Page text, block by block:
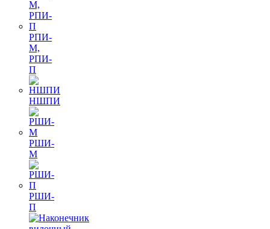
РПИ-
М,
РПИ-
П
НШПИ
РШИ-
М
РШИ-
П